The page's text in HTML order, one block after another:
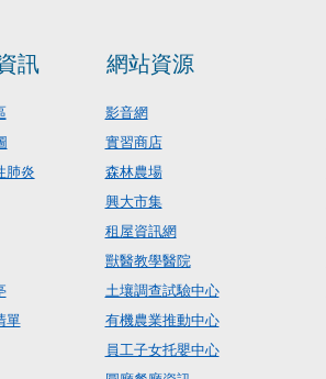
訊
肺炎
單
網站資源
影音網
實習商店
森林農場
興大市集
租屋資訊網
獸醫教學醫院
土壤調查試驗中心
有機農業推動中心
員工子女托嬰中心